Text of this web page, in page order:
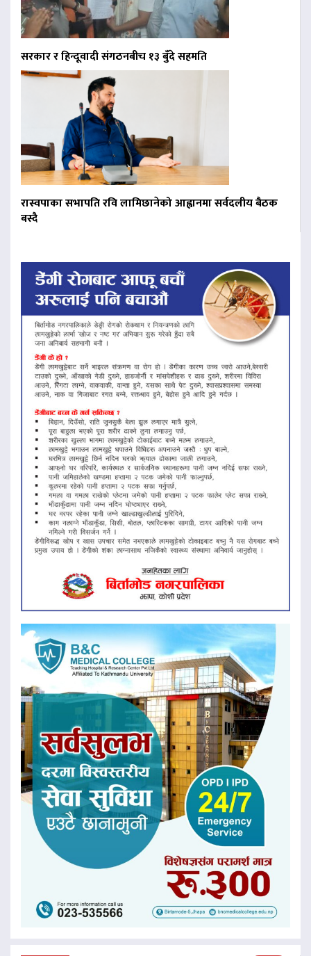
सरकार र हिन्दूवादी संगठनबीच १३ बुँदे सहमति
रास्वपाका सभापति रवि लामिछानेको आह्वानमा सर्वदलीय बैठक
बस्दै